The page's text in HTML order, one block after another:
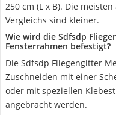
250 cm (L x B). Die
Vergleichs sind kleiner.
Wie wird die Sdfsdp
Fensterrahmen befestigt?
Die Sdfsdp Fliegengitter
Zuschneiden mit einer
oder mit speziellen
angebracht werden.